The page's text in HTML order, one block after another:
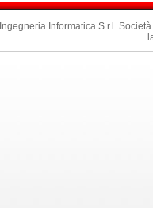
Informatica S.r.l .